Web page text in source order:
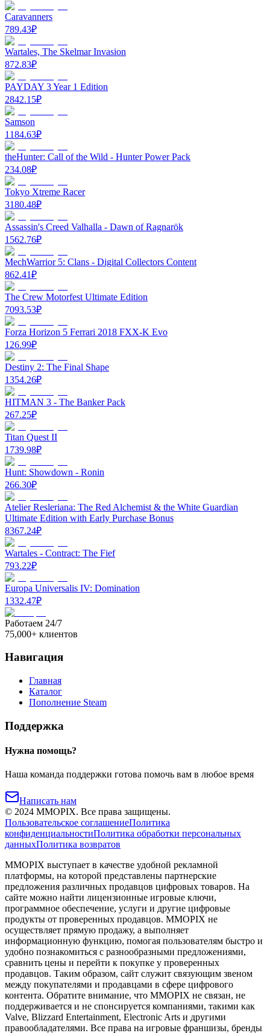
Caravanners
789.43₽
Wartales, The Skelmar Invasion
872.83₽
PAYDAY 3 Year 1 Edition
2842.15₽
Samson
1184.63₽
theHunter: Call of the Wild - Hunter Power Pack
234.08₽
Tokyo Xtreme Racer
3180.48₽
Assassin's Creed Valhalla - Dawn of Ragnarök
1562.76₽
MechWarrior 5: Clans - Digital Collectors Content
862.41₽
The Crew Motorfest Ultimate Edition
7093.53₽
Forza Horizon 5 Ferrari 2018 FXX-K Evo
126.99₽
Destiny 2: The Final Shape
1354.26₽
HITMAN 3 - The Banker Pack
267.25₽
Titan Quest II
1739.98₽
Hunt: Showdown - Ronin
266.30₽
Atelier Resleriana: The Red Alchemist & the White Guardian
Ultimate Edition with Early Purchase Bonus
8367.24₽
Wartales - Contract: The Fief
793.22₽
Europa Universalis IV: Domination
1332.47₽
Работаем 24/7
75,000+ клиентов
Навигация
Главная
Каталог
Пополнение Steam
Поддержка
Нужна помощь?
Наша команда поддержки готова помочь вам в любое время
Написать нам
© 2024 MMOPIX. Все права защищены.
Пользовательское соглашениеПолитика
конфиденциальностиПолитика обработки персональных
данныхПолитика возвратов
MMOPIX выступает в качестве удобной рекламной
платформы, на которой представлены партнерские
предложения различных продавцов цифровых товаров. На
сайте можно найти лицензионные игровые ключи,
программное обеспечение, услуги и другие цифровые
продукты от проверенных продавцов. MMOPIX не
осуществляет прямую продажу, а выполняет
информационную функцию, помогая пользователям быстро и
удобно познакомиться с разнообразными предложениями,
сравнить цены и перейти к покупке у проверенных
продавцов. Таким образом, сайт служит связующим звеном
между покупателями и продавцами в сфере цифрового
контента. Обратите внимание, что MMOPIX не связан, не
поддерживается и не спонсируется компаниями, такими как
Valve, Blizzard Entertainment, Electronic Arts и другими
правообладателями. Все права на игровые франшизы, бренды